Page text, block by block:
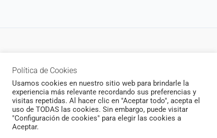
Todos los derechos © 2026 CukiCrochet | Funciona gracias a
Política de Cookies
Usamos cookies en nuestro sitio web para brindarle la
experiencia más relevante recordando sus preferencias y
visitas repetidas. Al hacer clic en "Aceptar todo", acepta el
uso de TODAS las cookies. Sin embargo, puede visitar
"Configuración de cookies" para elegir las cookies a
Aceptar.